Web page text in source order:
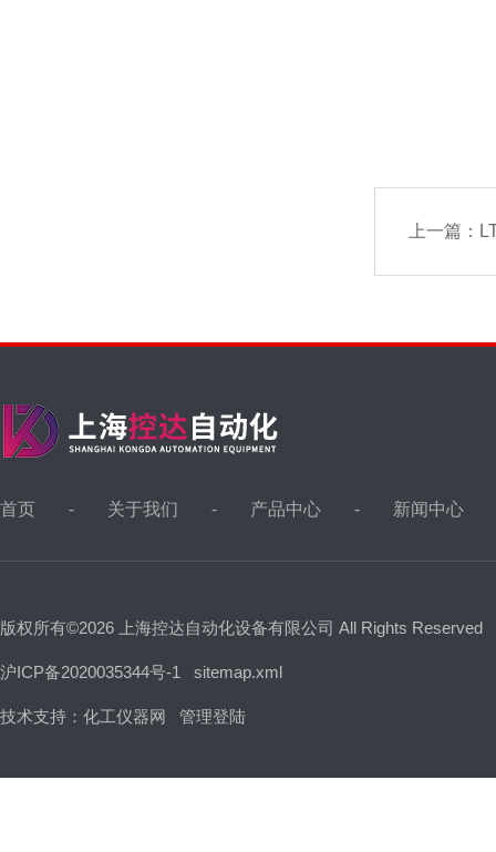
上一篇：
首页 关于我们 产品中心 新闻中心
版权所有©2026 上海控达自动化设备有限公司 All Rights Reserved
沪ICP备2020035344号-1 sitemap.xml
技术支持： 化工仪器网 管理登陆